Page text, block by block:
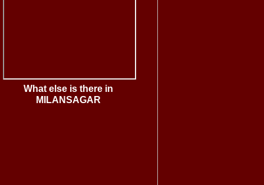
What else is there in
MILANSAGAR